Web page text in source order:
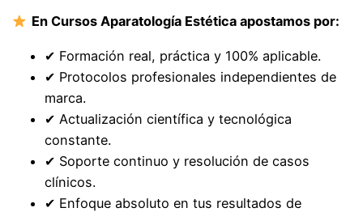
En Cursos Aparatología Estética apostamos por:
✔ Formación real, práctica y 100% aplicable.
✔ Protocolos profesionales independientes de
marca.
✔ Actualización científica y tecnológica
constante.
✔ Soporte continuo y resolución de casos
clínicos.
✔ Enfoque absoluto en tus resultados de